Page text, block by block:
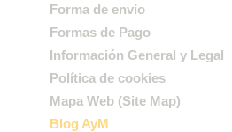
Forma de envío
Formas de Pago
Información General y Legal
Política de cookies
Mapa Web (Site Map)
Blog AyM